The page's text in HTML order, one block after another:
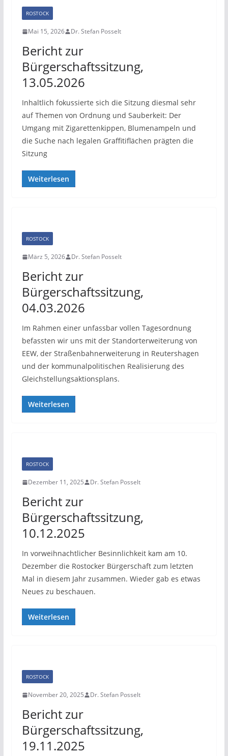
ROSTOCK
Mai 15, 2026 Dr. Stefan Posselt
Bericht zur
Bürgerschaftssitzung,
13.05.2026
Inhaltlich fokussierte sich die Sitzung diesmal sehr
auf Themen von Ordnung und Sauberkeit: Der
Umgang mit Zigarettenkippen, Blumenampeln und
die Suche nach legalen Graffitiflächen prägten die
Sitzung
Weiterlesen
ROSTOCK
März 5, 2026 Dr. Stefan Posselt
Bericht zur
Bürgerschaftssitzung,
04.03.2026
Im Rahmen einer unfassbar vollen Tagesordnung
befassten wir uns mit der Standorterweiterung von
EEW, der Straßenbahnerweiterung in Reutershagen
und der kommunalpolitischen Realisierung des
Gleichstellungsaktionsplans.
Weiterlesen
ROSTOCK
Dezember 11, 2025 Dr. Stefan Posselt
Bericht zur
Bürgerschaftssitzung,
10.12.2025
In vorweihnachtlicher Besinnlichkeit kam am 10.
Dezember die Rostocker Bürgerschaft zum letzten
Mal in diesem Jahr zusammen. Wieder gab es etwas
Neues zu beschauen.
Weiterlesen
ROSTOCK
November 20, 2025 Dr. Stefan Posselt
Bericht zur
Bürgerschaftssitzung,
19.11.2025